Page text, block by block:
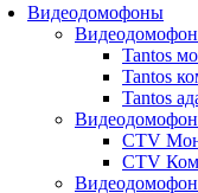
Видеодомофоны
Tantos
Tantos
Tantos
CTV
CTV